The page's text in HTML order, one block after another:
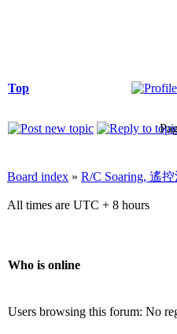
Top
Board index » R/C Soaring, 遙
All times are UTC + 8 hours
Who is online
Users browsing this forum: No